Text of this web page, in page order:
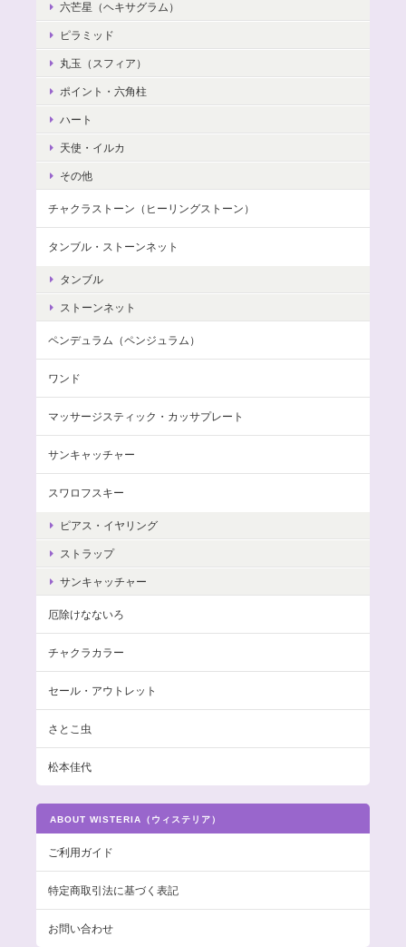
六芒星（ヘキサグラム）
ピラミッド
丸玉（スフィア）
ポイント・六角柱
ハート
天使・イルカ
その他
チャクラストーン（ヒーリングストーン）
タンブル・ストーンネット
タンブル
ストーンネット
ペンデュラム（ペンジュラム）
ワンド
マッサージスティック・カッサプレート
サンキャッチャー
スワロフスキー
ピアス・イヤリング
ストラップ
サンキャッチャー
厄除けなないろ
チャクラカラー
セール・アウトレット
さとこ虫
松本佳代
ABOUT WISTERIA（ウィステリア）
ご利用ガイド
特定商取引法に基づく表記
お問い合わせ